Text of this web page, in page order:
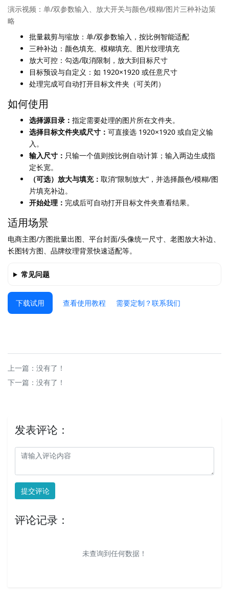
演示视频：单/双参数输入、放大开关与颜色/模糊/图片三种补边策
略
批量裁剪与缩放：单/双参数输入，按比例智能适配
三种补边：颜色填充、模糊填充、图片纹理填充
放大可控：勾选/取消限制，放大到目标尺寸
目标预设与自定义：如 1920×1920 或任意尺寸
处理完成可自动打开目标文件夹（可关闭）
如何使用
选择源目录： 指定需要处理的图片所在文件夹。
选择目标文件夹或尺寸： 可直接选 1920×1920 或自定义输
入。
输入尺寸： 只输一个值则按比例自动计算；输入两边生成指
定长宽。
（可选）放大与填充： 取消“限制放大”，并选择颜色/模糊/图
片填充补边。
开始处理： 完成后可自动打开目标文件夹查看结果。
适用场景
电商主图/方图批量出图、平台封面/头像统一尺寸、老图放大补边、
长图转方图、品牌纹理背景快速适配等。
常见问题
下载试用 查看使用教程 需要定制？联系我们
上一篇：没有了！
下一篇：没有了！
发表评论：
提交评论
评论记录：
未查询到任何数据！